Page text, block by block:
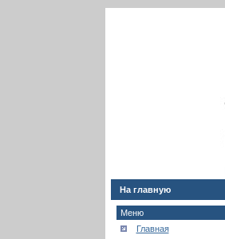
На главную
Меню
Главная